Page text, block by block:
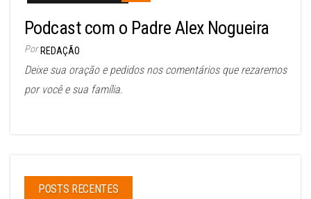
Podcast com o Padre Alex Nogueira
Por REDAÇÃO
Deixe sua oração e pedidos nos comentários que rezaremos
por você e sua família.
POSTS RECENTES